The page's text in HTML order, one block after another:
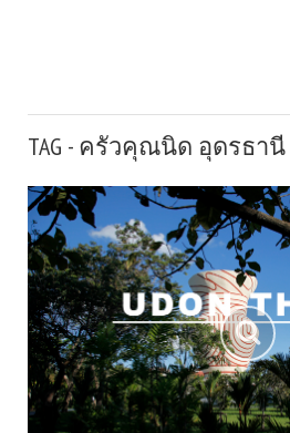
TAG - ครัวคุณนิด อุดรธานี